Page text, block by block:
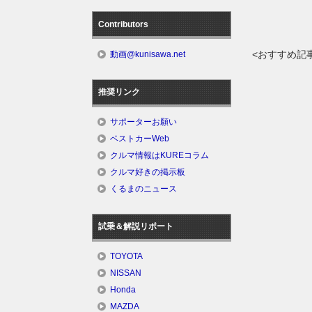
<おすすめ記
Contributors
動画@kunisawa.net
推奨リンク
サポーターお願い
ベストカーWeb
クルマ情報はKUREコラム
クルマ好きの掲示板
くるまのニュース
試乗＆解説リポート
TOYOTA
NISSAN
Honda
MAZDA